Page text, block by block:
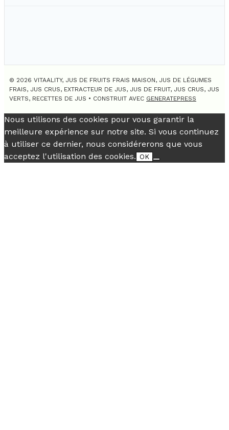
© 2026 VITAALITY, JUS DE FRUITS FRAIS MAISON, JUS DE LÉGUMES
FRAIS, JUS CRUS, EXTRACTEUR DE JUS, JUS DE FRUIT, JUS CRUS, JUS
VERTS, RECETTES DE JUS • CONSTRUIT AVEC GENERATEPRESS
Nous utilisons des cookies pour vous garantir la
meilleure expérience sur notre site. Si vous continuez
à utiliser ce dernier, nous considérerons que vous
acceptez l'utilisation des cookies. OK